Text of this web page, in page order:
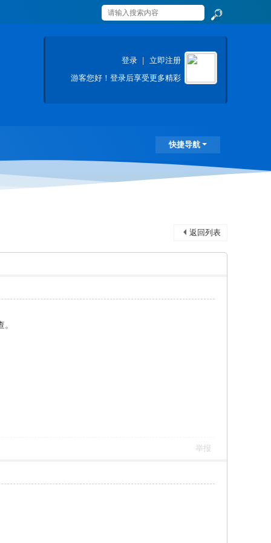
索
登录
立即注册
游客您好！登录后享受更多精彩
快捷导航
返回列表
举报